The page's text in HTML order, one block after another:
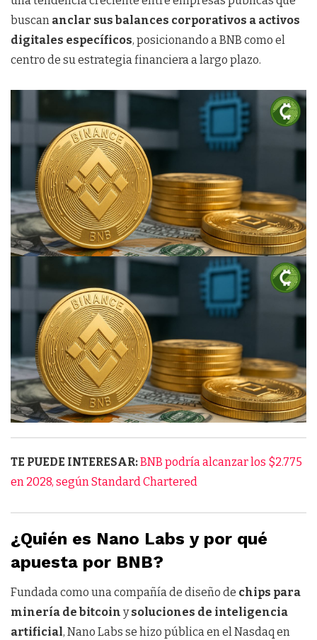
buscan anclar sus balances corporativos a activos
digitales específicos, posicionando a BNB como el
centro de su estrategia financiera a largo plazo.
TE PUEDE INTERESAR:BNB podría alcanzar los $2.775
en 2028, según Standard Chartered
¿Quién es Nano Labs y por qué
apuesta por BNB?
Fundada como una compañía de diseño de chips para
minería de bitcoin ysoluciones de inteligencia
artificial, Nano Labs se hizo pública en el Nasdaq en